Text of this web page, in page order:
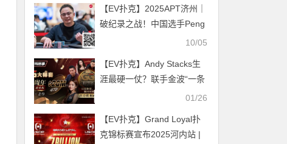
【EV扑克】2025APT济州｜
破纪录之战！中国选手Peng
Zhou领跑主赛最终48强！10/05
【EV扑克】Andy Stacks生
涯最硬一仗？联手金波“一条
命”出战【第六届GG大师争
01/26
【EV扑克】Grand Loyal扑
克锦标赛宣布2025河内站 |